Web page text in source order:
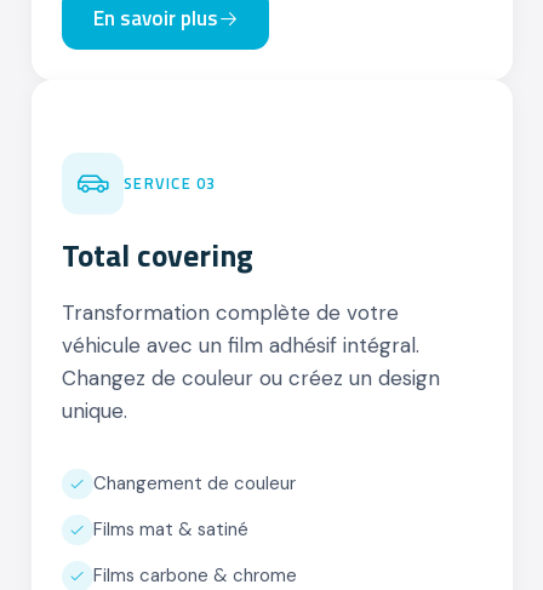
En savoir plus
03
SERVICE 03
Total covering
Transformation complète de votre
véhicule avec un film adhésif intégral.
Changez de couleur ou créez un design
unique.
Changement de couleur
Films mat & satiné
Films carbone & chrome